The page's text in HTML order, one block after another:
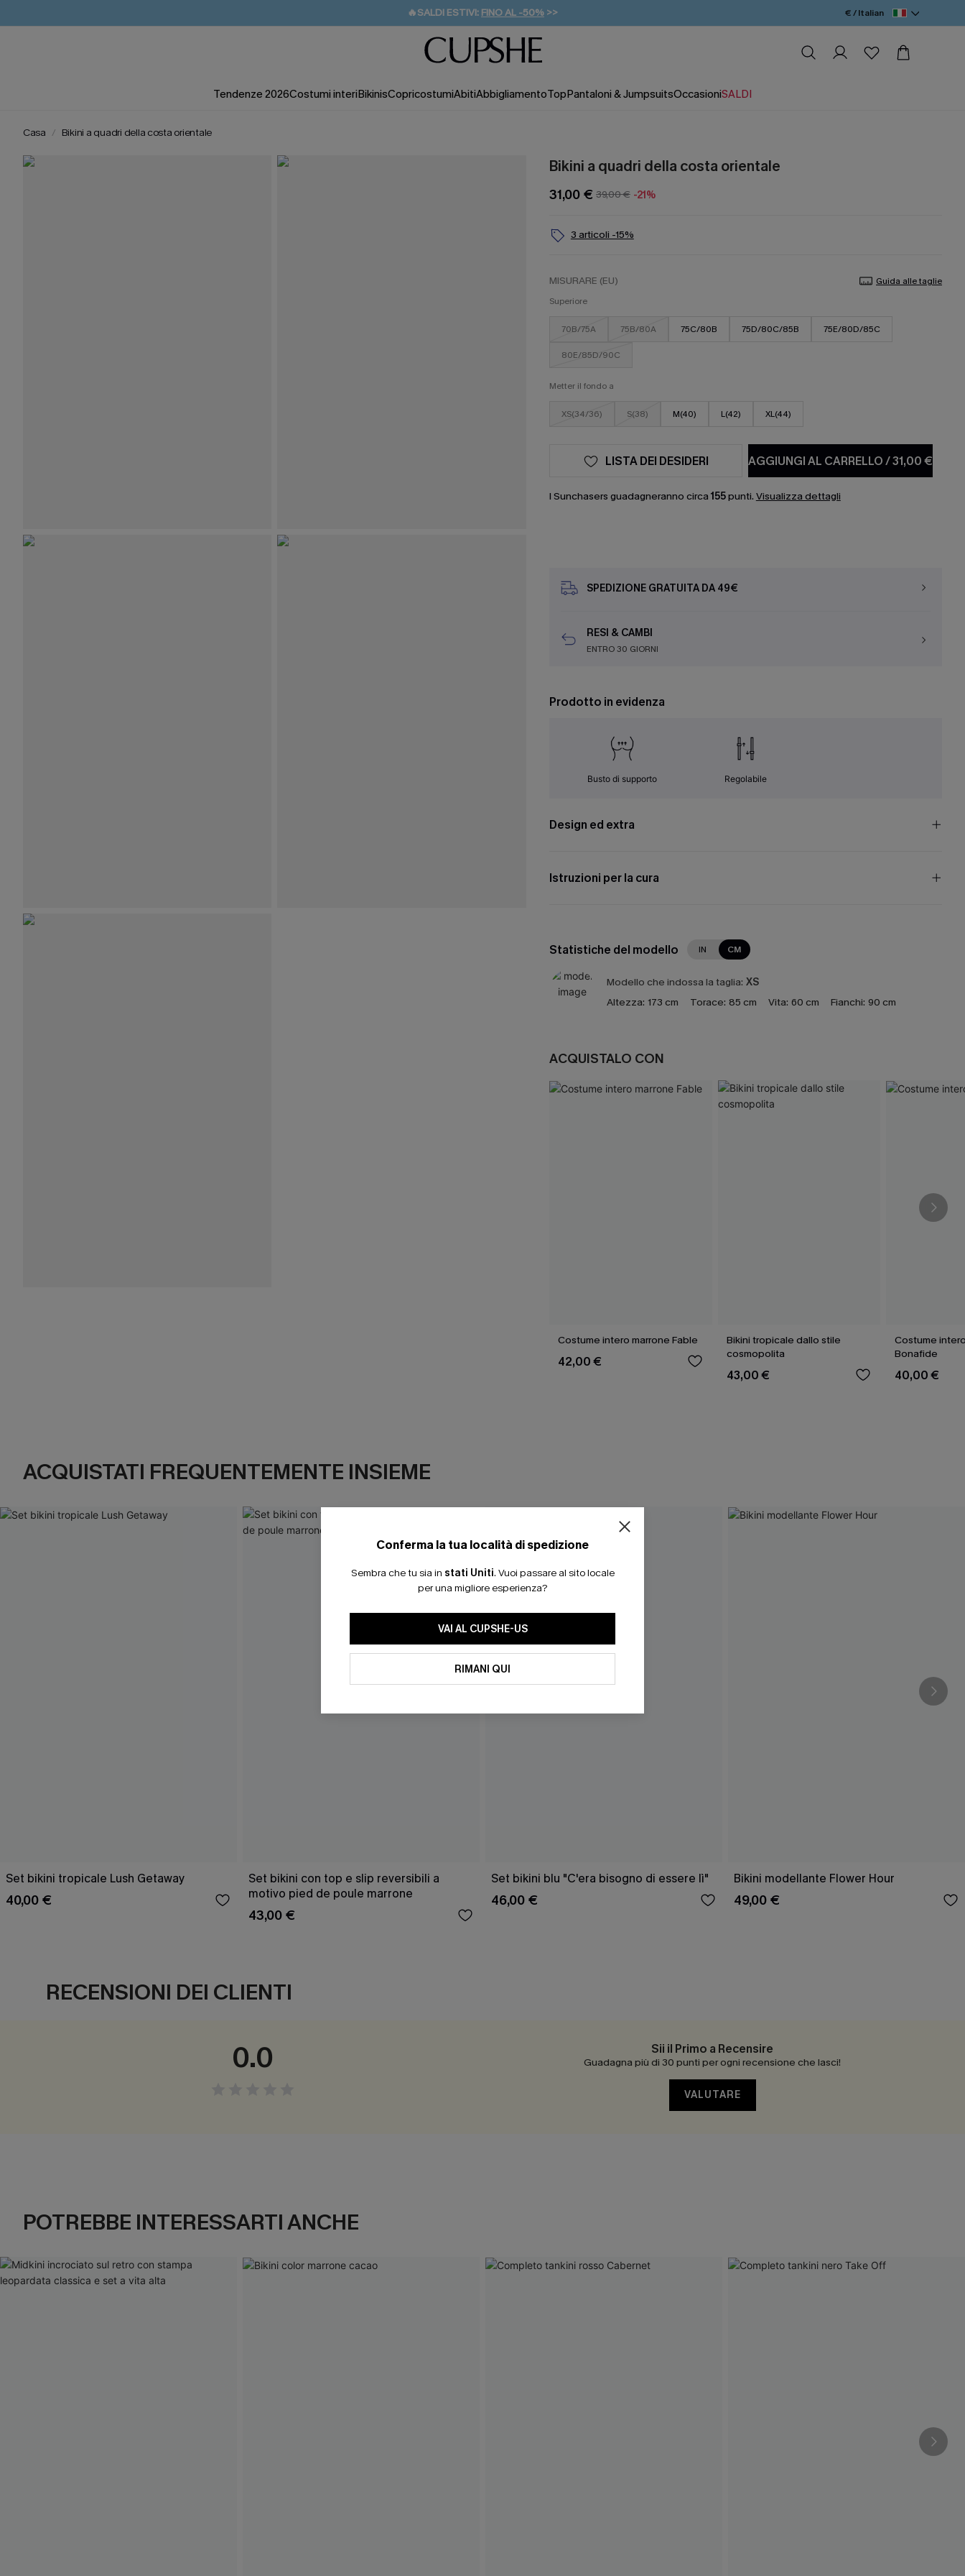
🔥SALDI ESTIVI: FINO AL -50% >>
🚚SPEDIZIONE GRATUITA DA 49€
💌REGALO PER I NUOVI: 20% DI SCONTO*
€ / Italian
Tendenze 2026Costumi interiBikinisCopricostumiAbitiAbbigliamentoTopPantaloni & JumpsuitsOccasioniSALDI
Casa Bikini a quadri della costa orientale
Bikini a quadri della costa orientale
31,00 € 39,00 € -21%
3 articoli -15%
MISURARE (EU)
Guida alle taglie
Superiore
70B/75A 75B/80A 75C/80B 75D/80C/85B 75E/80D/85C
80E/85D/90C
Metter il fondo a
XS(34/36) S(38) M(40) L(42) XL(44)
AGGIUNGI AL CARRELLO/31,00 €
LISTA DEI DESIDERI
I Sunchasers guadagneranno circa 155punti. Visualizza dettagli
SPEDIZIONE GRATUITA DA 49€
RESI & CAMBI
ENTRO 30 GIORNI
Prodotto in evidenza
Busto di supporto Regolabile
Design ed extra
Istruzioni per la cura
Statistiche del modello IN CM
Modello che indossa la taglia: XS
Altezza: 173 cm Torace: 85 cm Vita: 60 cm Fianchi: 90 cm
ACQUISTALO CON
Costume intero marrone Fable
42,00 €
Bikini tropicale dallo stile
cosmopolita
43,00 €
Costume
Bonafide
40,00 €
ACQUISTATI FREQUENTEMENTE INSIEME
Set bikini tropicale Lush Getaway
40,00 €
Set bikini con top e slip reversibili a
motivo pied de poule marrone
43,00 €
Set bikini blu "C'era bisogno di essere lì"
46,00 €
Bikini modellante Flower Hour
49,00 €
RECENSIONI DEI CLIENTI
0.0 Sii il Primo a Recensire
Guadagna più di 30 punti per ogni recensione che lasci!
VALUTARE
POTREBBE INTERESSARTI ANCHE
Conferma la tua località di spedizione
Sembra che tu sia in stati Uniti. Vuoi passare al sito locale
per una migliore esperienza?
VAI AL CUPSHE-US
RIMANI QUI